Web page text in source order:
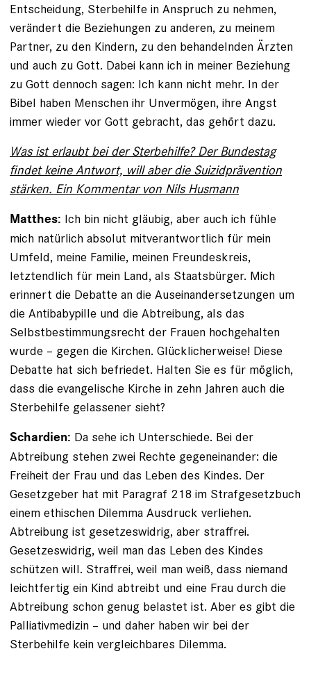
Entscheidung, Sterbehilfe in Anspruch zu nehmen,
verändert die Beziehungen zu anderen, zu meinem
Partner, zu den Kindern, zu den behandelnden Ärzten
und auch zu Gott. Dabei kann ich in meiner ­Beziehung
zu Gott dennoch sagen: Ich kann nicht mehr. In der
Bibel haben Menschen ihr Unvermögen, ihre Angst
immer wieder vor Gott gebracht, das gehört dazu.
Was ist erlaubt bei der Sterbehilfe? Der Bundestag
findet keine Antwort, will aber die Suizidprävention
stärken. Ein Kommentar von Nils Husmann
Matthes: Ich bin nicht gläubig, aber auch ich fühle
mich natürlich absolut mitverantwortlich für mein
Umfeld, meine Familie, meinen Freundeskreis,
letztendlich für mein Land, als Staatsbürger. Mich
erinnert die Debatte an die Auseinandersetzungen um
die Antibabypille und die Abtreibung, als das
Selbstbestimmungsrecht der Frauen hochgehalten
wurde – gegen die Kirchen. Glücklicherweise! Diese
Debatte hat sich befriedet. Halten Sie es für möglich,
dass die evangelische Kirche in zehn Jahren auch die
Sterbehilfe gelassener sieht?
Schardien: Da sehe ich Unterschiede. Bei der
Abtreibung stehen zwei Rechte gegeneinander: die
Freiheit der Frau und das Leben des Kindes. Der
Gesetzgeber hat mit Para­graf 218 im Strafgesetzbuch
einem ethischen Dilemma Ausdruck verliehen.
Abtreibung ist gesetzeswidrig, aber straffrei.
Gesetzeswidrig, weil man das Leben des Kindes
schützen will. Straffrei, weil man weiß, dass niemand
leichtfertig ein Kind abtreibt und eine Frau durch die
Abtreibung schon genug belastet ist. Aber es gibt die
Palliativ­medizin – und daher haben wir bei der
Sterbehilfe kein vergleichbares Dilemma.